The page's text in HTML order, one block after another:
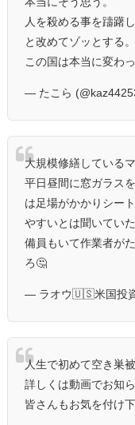
人を殺める事を躊躇
と改めてゾッとする。
この国は本当に変わっ
— たこら
大規模修繕している
平日昼間に窓ガラス
は足場がかかりシー
やすいとは聞いてい
備員もいて作業者が
ろ🤔
— ラオウ🇺🇸米国投
人生で初めて空き巣
詳しくは動画でお知ら
皆さんもお気を付け下